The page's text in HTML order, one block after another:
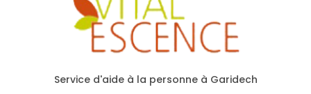
Service d'aide à la personne à Garidech